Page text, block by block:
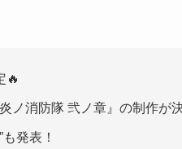
🔥
ノ消防隊 弐ノ章』の制作が
発表！